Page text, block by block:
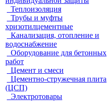
Теплоизоляция
Трубы и муфты
хризотилцементные
Канализация, отопление и
водоснабжение
Оборудование для бетонных
работ
Цемент и смеси
Цементно-стружечная плита
(ЦСП)
Электротовары